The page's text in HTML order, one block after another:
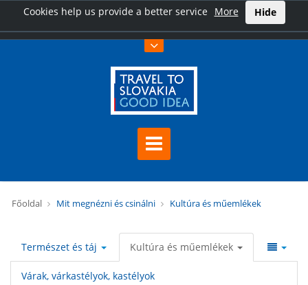
Cookies help us provide a better service More Hide
Főoldal Mit megnézni és csinálni Kultúra és műemlékek
Természet és táj Kultúra és műemlékek
Várak, várkastélyok, kastélyok